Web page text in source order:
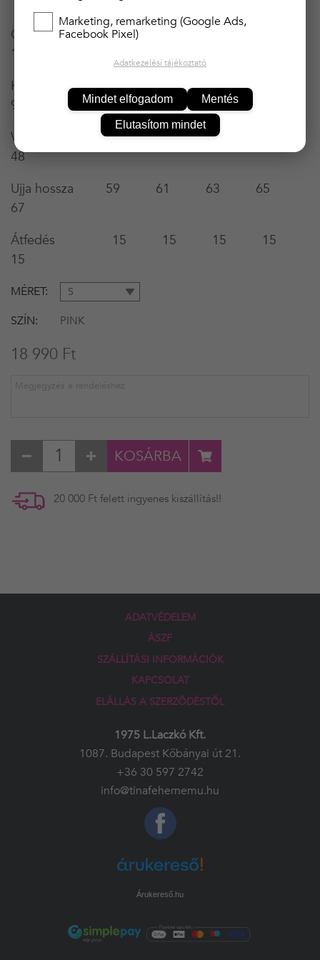
Csípőbőség 108 112 116 120
124
Hossza válltól 87 87 87 90
93
Vállszélesség 40 42 44 46
48
Ujja hossza 59 61 63 65
67
Átfedés 15 15 15 15
15
MÉRET S
SZÍN PINK
18 990 Ft
KOSÁRBA
20 000 Ft felett ingyenes kiszállítás!!
ADATVÉDELEM
ÁSZF
SZÁLLÍTÁSI INFORMÁCIÓK
KAPCSOLAT
ELÁLLÁS A SZERZŐDÉSTŐL
1975 L.Laczkó Kft.
1087. Budapest Kőbányai út 21.
+36 30 597 2742
info@tinafehernemu.hu
Árukereső.hu
Marketing, remarketing (Google Ads,
Facebook Pixel)
Adatkezelési tájékoztató
Mindet elfogadom Mentés
Elutasítom mindet